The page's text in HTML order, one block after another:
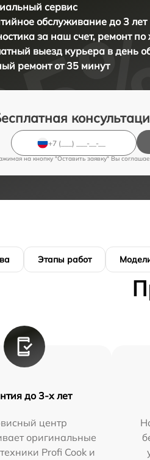
сервис
обслуживание до 3 лет
за наш счет, ремонт
выезд курьера в день
ремонтот 35 минут
на кнопку "Оставить заявку" Вы
Этапы работ
до 3-х лет
центр
оригинальные
Profi Cook и